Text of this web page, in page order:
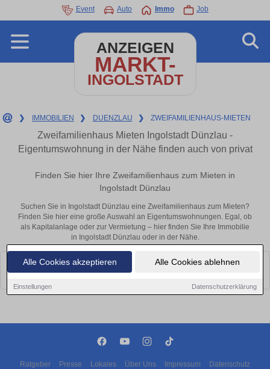
Alle Cookies akzeptieren Alle Cookies ablehnen
Einstellungen Datenschutzerklärung
Event Auto Immo Job
ANZEIGEN
MARKT-
INGOLSTADT
❯ IMMOBILIEN ❯ DUENZLAU ❯ ZWEIFAMILIENHAUS-MIETEN
Zweifamilienhaus Mieten Ingolstadt Dünzlau -
Eigentumswohnung in der Nähe finden auch von privat
Finden Sie hier Ihre Zweifamilienhaus zum Mieten in
Ingolstadt Dünzlau
Suchen Sie in Ingolstadt Dünzlau eine Zweifamilienhaus zum Mieten?
Finden Sie hier eine große Auswahl an Eigentumswohnungen. Egal, ob
als Kapitalanlage oder zur Vermietung – hier finden Sie Ihre Immobilie
in Ingolstadt Dünzlau oder in der Nähe.
Leider konnten wir derzeit keine passenden Objekte finden. Schauen Sie
bald wieder vorbei!
Ratgeber Presse Lokales Über Uns Impressum Datenschutz